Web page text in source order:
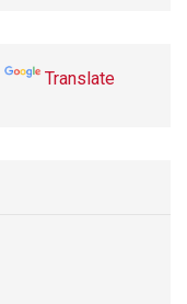
Translate